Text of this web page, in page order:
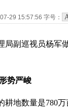
29 15:57:56 字号：
副巡视员杨军
势严峻
地数量是780万